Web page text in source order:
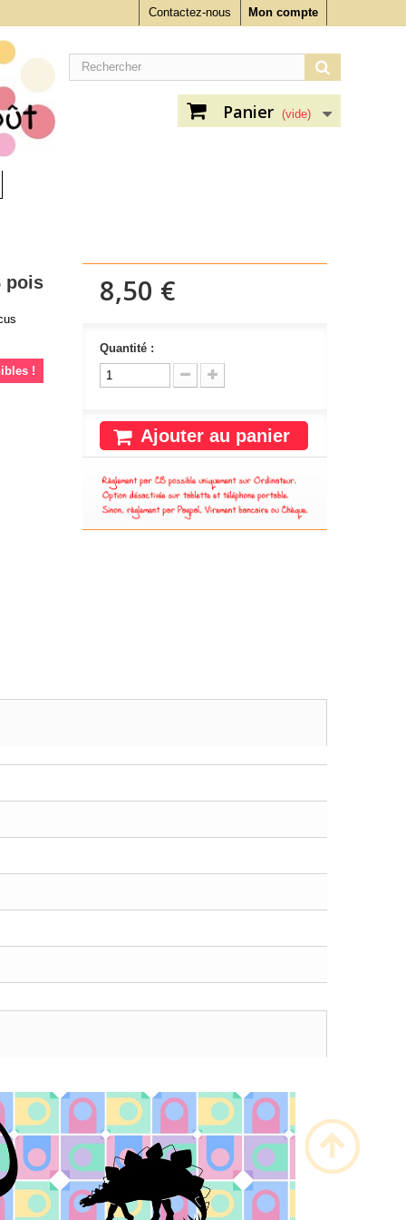
Mon compte
Contactez-nous
Panier (vide)
pois
!
8,50 €
Quantité :
Ajouter au panier